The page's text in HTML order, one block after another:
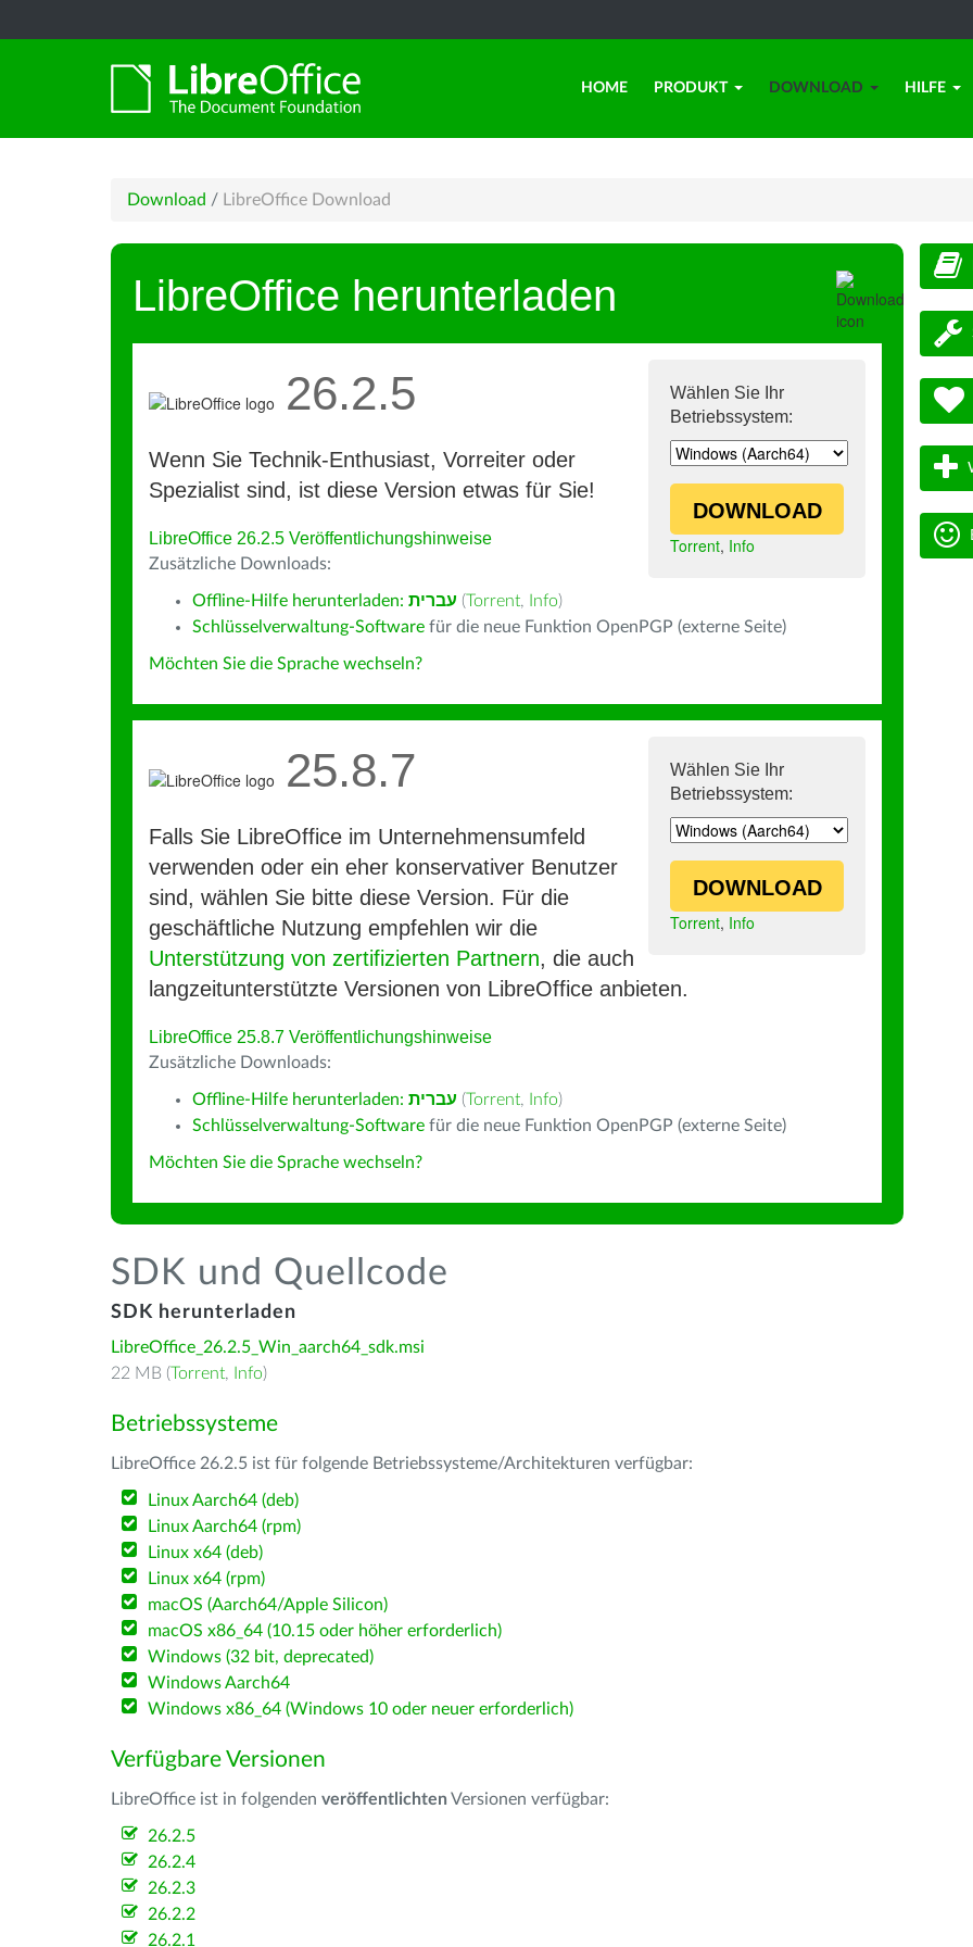
HOME PRODUKT DOWNLOAD HILFE
Download / LibreOffice Download
LibreOffice herunterladen
Wählen Sie Ihr
Betriebssystem:
DOWNLOAD
Torrent, Info
26.2.5
Wenn Sie Technik-Enthusiast, Vorreiter oder
Spezialist sind, ist diese Version etwas für Sie!
LibreOffice 26.2.5 Veröffentlichungshinweise
Zusätzliche Downloads:
Offline-Hilfe herunterladen: עברית (Torrent, Info)
Schlüsselverwaltung-Software für die neue Funktion OpenPGP (externe Seite)
Möchten Sie die Sprache wechseln?
Wählen Sie Ihr
Betriebssystem:
DOWNLOAD
Torrent, Info
25.8.7
Falls Sie LibreOffice im Unternehmensumfeld
verwenden oder ein eher konservativer Benutzer
sind, wählen Sie bitte diese Version. Für die
geschäftliche Nutzung empfehlen wir die
Unterstützung von zertifizierten Partnern, die auch
langzeitunterstützte Versionen von LibreOffice anbieten.
LibreOffice 25.8.7 Veröffentlichungshinweise
Zusätzliche Downloads:
Offline-Hilfe herunterladen: עברית (Torrent, Info)
Schlüsselverwaltung-Software für die neue Funktion OpenPGP (externe Seite)
Möchten Sie die Sprache wechseln?
SDK und Quellcode
SDK herunterladen
LibreOffice_26.2.5_Win_aarch64_sdk.msi
22 MB (Torrent, Info)
Betriebssysteme
LibreOffice 26.2.5 ist für folgende Betriebssysteme/Architekturen verfügbar:
Linux Aarch64 (deb)
Linux Aarch64 (rpm)
Linux x64 (deb)
Linux x64 (rpm)
macOS (Aarch64/Apple Silicon)
macOS x86_64 (10.15 oder höher erforderlich)
Windows (32 bit, deprecated)
Windows Aarch64
Windows x86_64 (Windows 10 oder neuer erforderlich)
Verfügbare Versionen
LibreOffice ist in folgenden veröffentlichten Versionen verfügbar:
26.2.5
26.2.4
26.2.3
26.2.2
26.2.1